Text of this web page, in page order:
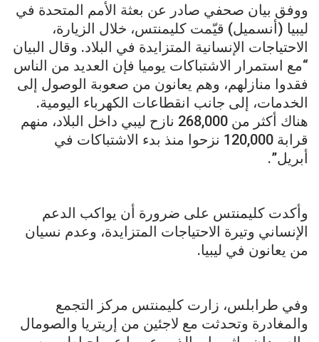
ووفق بيان صحفي صادر عن بعثة الأمم المتحدة في
ليبيا (أنسميل) قيّمت كليمنتس، خلال الزيارة،
الاحتياجات الإنسانية المتزايدة في البلاد. وقال البيان
“مع استمرار الاشتباكات يوميا فإن العديد من الناس
فقدوا منازلهم، وهم يعانون من صعوبة الوصول إلى
الخدمات، إلى جانب انقطاعات الكهرباء اليومية.
هناك أكثر من 268,000 نازح ليبي داخل البلاد، منهم
قرابة 120,000 نزحوا منذ بدء الاشتباكات في
أبريل”.
وأكدت كليمنتس على ضرورة أن يواكب الدعم
الإنساني وتيرة الاحتياجات المتزايدة، وعدم نسيان
من يعانون في ليبيا.
وفي طرابلس، زارت كليمنتس مركز التجمع
والمغادرة وتحدثت مع لاجئين من إريتريا والصومال